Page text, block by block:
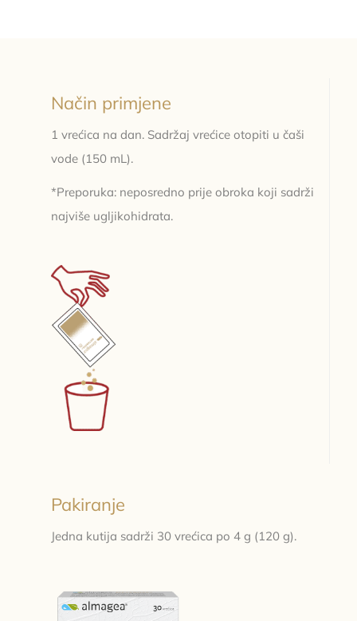
Način primjene
1 vrećica na dan. Sadržaj vrećice otopiti u čaši
vode (150 mL).
*Preporuka: neposredno prije obroka koji sadrži
najviše ugljikohidrata.
Pakiranje
Jedna kutija sadrži 30 vrećica po 4 g (120 g).